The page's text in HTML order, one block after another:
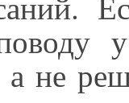
не